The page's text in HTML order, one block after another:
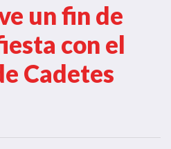
un fin de
con el
Cadetes